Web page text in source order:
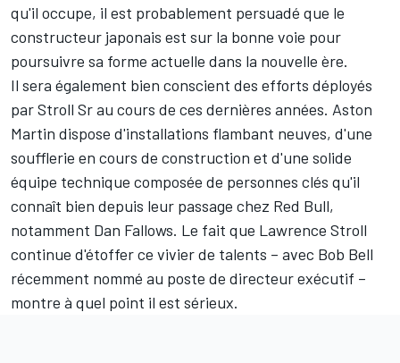
qu'il occupe, il est probablement persuadé que le
constructeur japonais est sur la bonne voie pour
poursuivre sa forme actuelle dans la nouvelle ère.
Il sera également bien conscient des efforts déployés
par Stroll Sr au cours de ces dernières années. Aston
Martin dispose d'installations flambant neuves, d'une
soufflerie en cours de construction et d'une solide
équipe technique composée de personnes clés qu'il
connaît bien depuis leur passage chez Red Bull,
notamment Dan Fallows. Le fait que Lawrence Stroll
continue d'étoffer ce vivier de talents – avec Bob Bell
récemment nommé au poste de directeur exécutif –
montre à quel point il est sérieux.